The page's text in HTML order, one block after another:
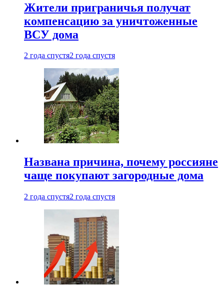
Жители приграничья получат
компенсацию за уничтоженные
ВСУ дома
2 года спустя2 года спустя
Названа причина, почему россияне
чаще покупают загородные дома
2 года спустя2 года спустя